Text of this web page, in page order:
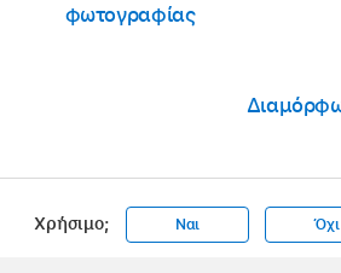
φωτογραφίας
Χρήσιμο; Ναι Όχι